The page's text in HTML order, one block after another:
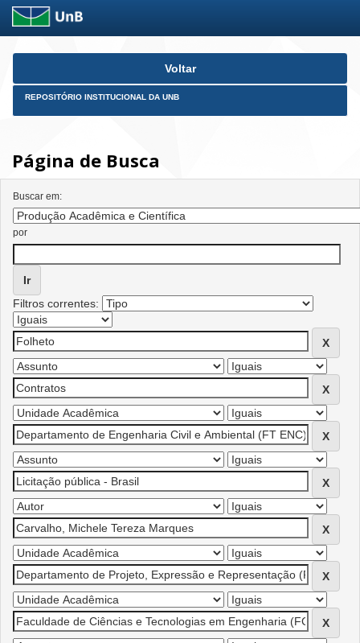
Skip
Voltar
REPOSITÓRIO INSTITUCIONAL DA UNB
Página de Busca
Buscar em:
por
Filtros correntes: